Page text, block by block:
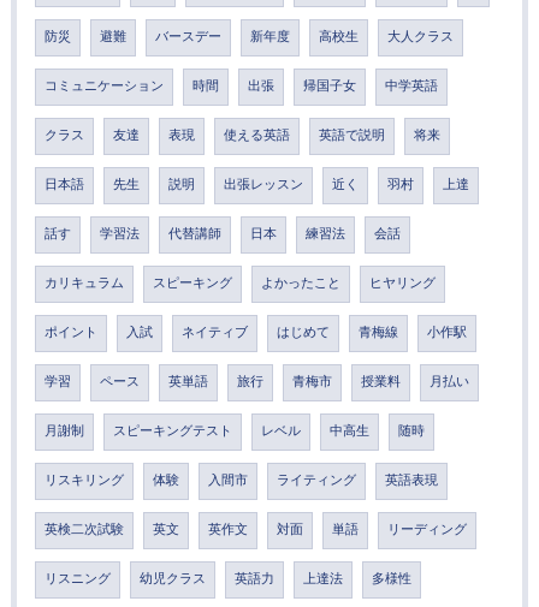
防災 避難 バースデー 新年度 高校生 大人クラス
コミュニケーション 時間 出張 帰国子女 中学英語
クラス 友達 表現 使える英語 英語で説明 将来
日本語 先生 説明 出張レッスン 近く 羽村 上達
話す 学習法 代替講師 日本 練習法 会話
カリキュラム スピーキング よかったこと ヒヤリング
ポイント 入試 ネイティブ はじめて 青梅線 小作駅
学習 ペース 英単語 旅行 青梅市 授業料 月払い
月謝制 スピーキングテスト レベル 中高生 随時
リスキリング 体験 入間市 ライティング 英語表現
英検二次試験 英文 英作文 対面 単語 リーディング
リスニング 幼児クラス 英語力 上達法 多様性